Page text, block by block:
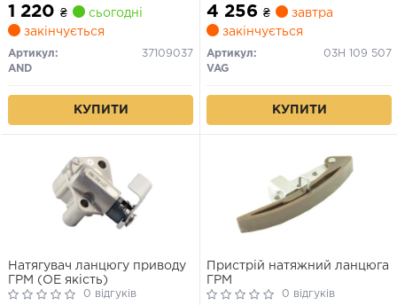
1 220 ₴
сьогодні
закінчується
Артикул:
37109037
AND
КУПИТИ
4 256 ₴
завтра
закінчується
Артикул:
03H 109 507
VAG
КУПИТИ
Натягувач ланцюгу приводу
ГРМ (OE якість)
0 відгуків
Пристрiй натяжний ланцюга
ГРМ
0 відгуків